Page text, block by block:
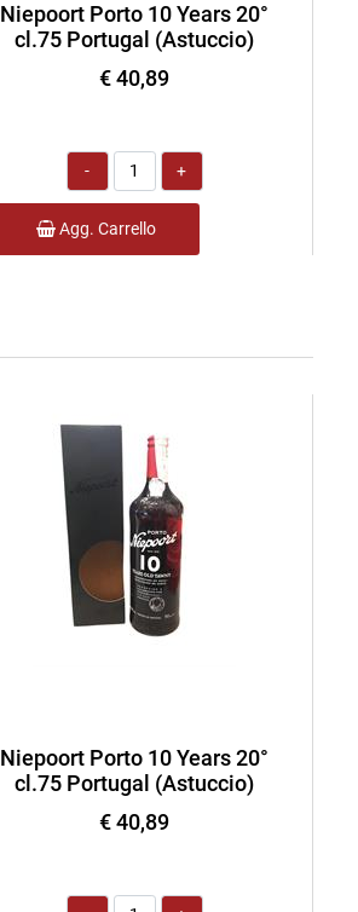
Niepoort Porto 10 Years 20°
cl.75 Portugal (Astuccio)
€ 40,89
Quantità
Agg. Carrello
Niepoort Porto 10 Years 20°
cl.75 Portugal (Astuccio)
€ 40,89